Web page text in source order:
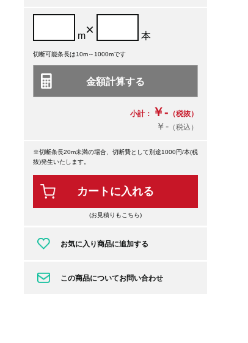
m× 本
切断可能条長は10m～1000mです
小計： ￥- （税抜）
￥-（税込）
※切断条長20m未満の場合、切断費として別途1000円/本(税
抜)発生いたします。
カートに入れる
(お見積りもこちら)
お気に入り商品に追加する
この商品についてお問い合わせ